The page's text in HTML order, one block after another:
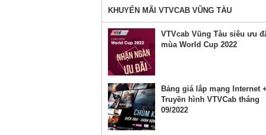
KHUYẾN MÃI VTVCAB VŨNG TÀU
VTVcab Vũng Tàu siêu ưu
mùa World Cup 2022
Bảng giá lắp mạng Internet +
Truyền hình VTVCab tháng
09/2022